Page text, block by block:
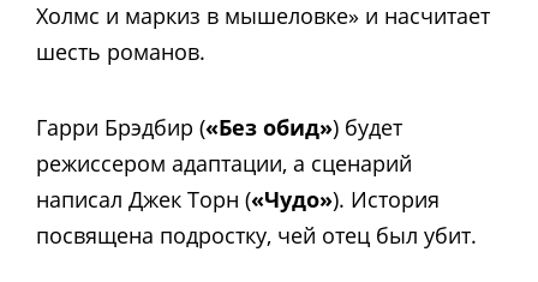
Холмс и маркиз в мышеловке» и насчитает
шесть романов.
Гарри Брэдбир («Без обид») будет
режиссером адаптации, а сценарий
написал Джек Торн («Чудо»). История
посвящена подростку, чей отец был убит.